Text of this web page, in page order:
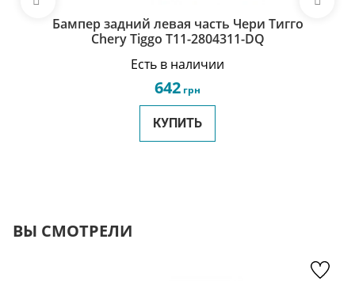
Бампер задний левая часть Чери Тигго
Chery Tiggo T11-2804311-DQ
Есть в наличии
642 грн
КУПИТЬ
ВЫ СМОТРЕЛИ